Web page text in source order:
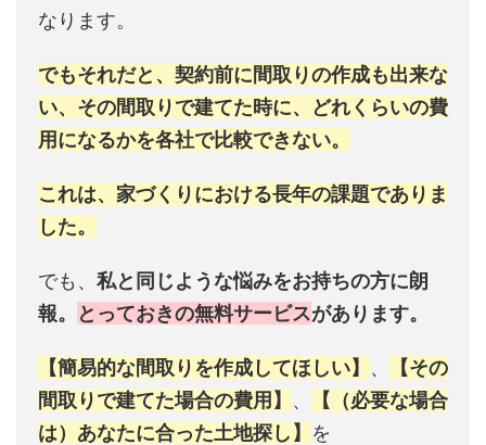
なります。
でもそれだと、契約前に間取りの作成も出来な
い、その間取りで建てた時に、どれくらいの費
用になるかを各社で比較できない。
これは、家づくりにおける長年の課題でありま
した。
でも、 私と同じような悩みをお持ちの方に朗
報。
とっておきの無料サービスがあります。
【簡易的な間取りを作成してほしい】 、
【その
間取りで建てた場合の費用】 、
【（必要な場合
は）あなたに合った土地探し】 を